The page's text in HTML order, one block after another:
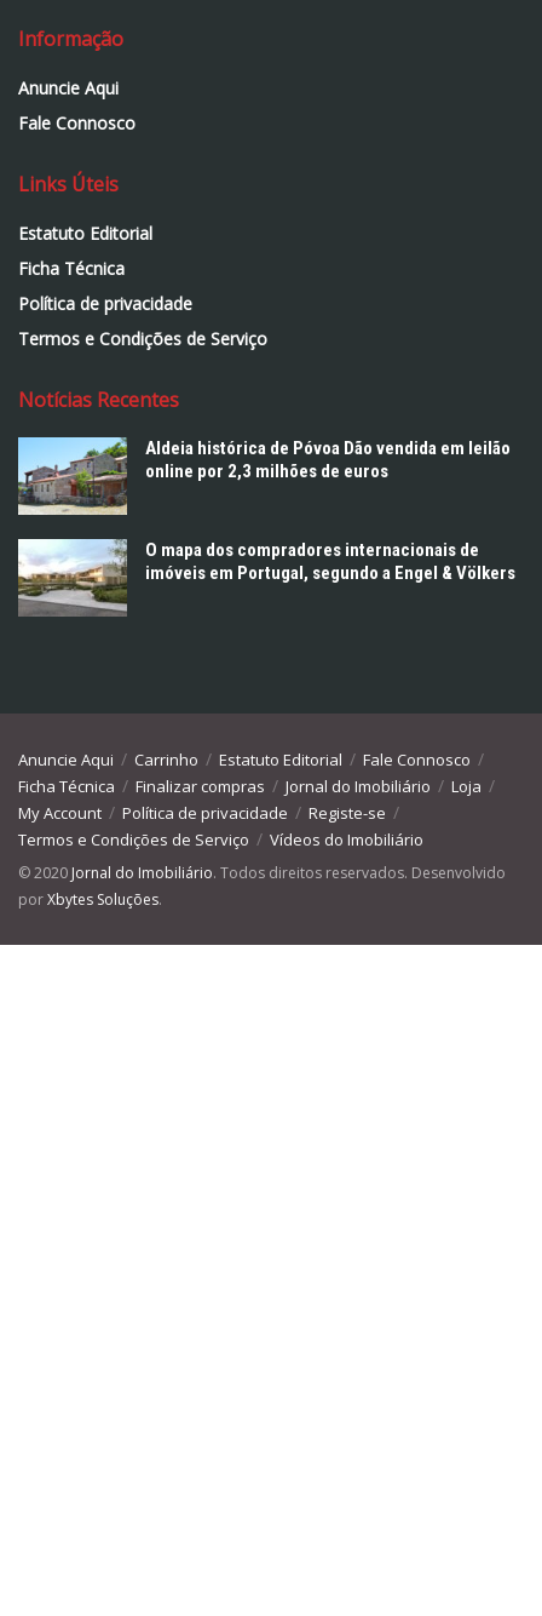
Informação
Anuncie Aqui
Fale Connosco
Links Úteis
Estatuto Editorial
Ficha Técnica
Política de privacidade
Termos e Condições de Serviço
Notícias Recentes
Aldeia histórica de Póvoa Dão vendida em leilão
online por 2,3 milhões de euros
O mapa dos compradores internacionais de
imóveis em Portugal, segundo a Engel & Völkers
Anuncie Aqui Carrinho Estatuto Editorial
Fale Connosco
Ficha Técnica
Finalizar compras Jornal do Imobiliário
Loja
My Account
Política de privacidade
Registe-se
Termos e Condições de Serviço
Vídeos do Imobiliário
© 2020 Jornal do Imobiliário. Todos direitos reservados. Desenvolvido
porXbytes Soluções.